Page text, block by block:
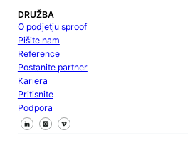
DRUŽBA
O podjetju sproof
Pišite nam
Reference
Postanite partner
Kariera
Pritisnite
Podpora
Sledite nam na Facebooku
Sledite nam na X
Sledite nam na LinkedInu